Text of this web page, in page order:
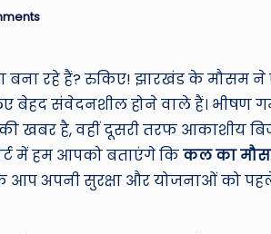
u
n
d
T
रहे हैं? रुकिए! झारखंड के मौसम
संवेदनशील होने वाले हैं। भीषण
खबर है, वहीं दूसरी तरफ आकाशीय
में हम आपको बताएंगे किकल का
अपनी सुरक्षा और योजनाओं को